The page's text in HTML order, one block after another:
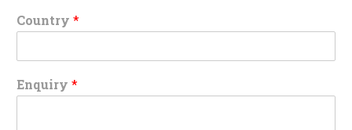
Country *
Enquiry *